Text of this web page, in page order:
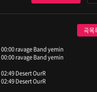
곡목
00:00 ravage Band yemin
00:00 ravage Band yemin
02:49 Desert OurR
02:49 Desert OurR